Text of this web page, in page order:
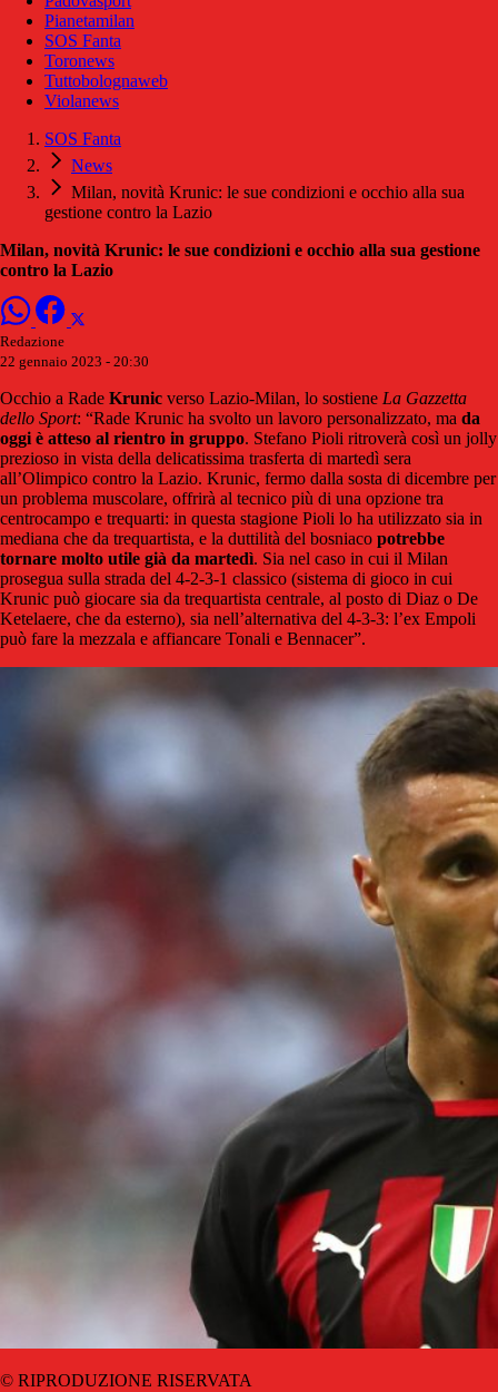
Pianetamilan
SOS Fanta
Toronews
Tuttobolognaweb
Violanews
SOS Fanta
News
Milan, novità Krunic: le sue condizioni e occhio alla sua
gestione contro la Lazio
Milan, novità Krunic: le sue condizioni e occhio alla sua gestione
contro la Lazio
Redazione
22 gennaio 2023 - 20:30
Occhio a Rade Krunic verso Lazio-Milan, lo sostiene La Gazzetta
dello Sport: “Rade Krunic ha svolto un lavoro personalizzato, ma da
oggi è atteso al rientro in gruppo. Stefano Pioli ritroverà così un jolly
prezioso in vista della delicatissima trasferta di martedì sera
all’Olimpico contro la Lazio. Krunic, fermo dalla sosta di dicembre per
un problema muscolare, offrirà al tecnico più di una opzione tra
centrocampo e trequarti: in questa stagione Pioli lo ha utilizzato sia in
mediana che da trequartista, e la duttilità del bosniaco potrebbe
tornare molto utile già da martedì. Sia nel caso in cui il Milan
prosegua sulla strada del 4-2-3-1 classico (sistema di gioco in cui
Krunic può giocare sia da trequartista centrale, al posto di Diaz o De
Ketelaere, che da esterno), sia nell’alternativa del 4-3-3: l’ex Empoli
può fare la mezzala e affiancare Tonali e Bennacer”.
© RIPRODUZIONE RISERVATA